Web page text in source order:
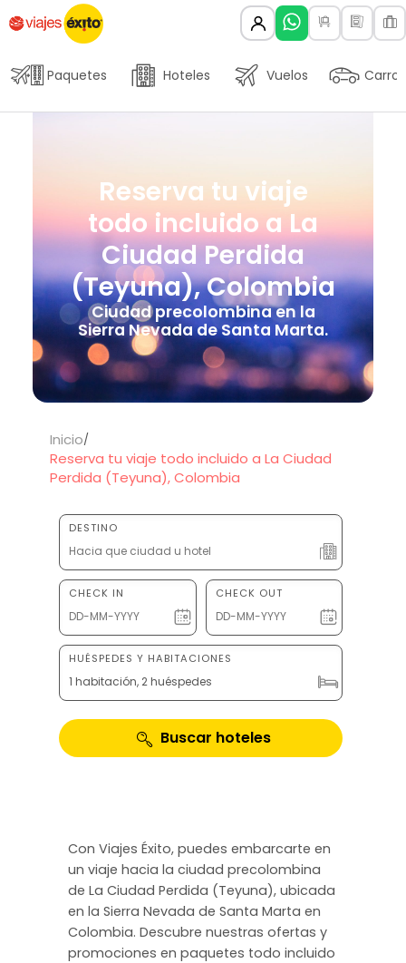
Paquetes Hoteles Vuelos Carros
Reserva tu viaje
todo incluido a La
Ciudad Perdida
(Teyuna), Colombia
Ciudad precolombina en la
Sierra Nevada de Santa Marta.
Inicio
Reserva tu viaje todo incluido a La Ciudad
Perdida (Teyuna), Colombia
DESTINO
CHECK IN CHECK OUT
HUÉSPEDES Y HABITACIONES
1 habitación, 2 huéspedes
Buscar hoteles
Con Viajes Éxito, puedes embarcarte en
un viaje hacia la ciudad precolombina
de La Ciudad Perdida (Teyuna), ubicada
en la Sierra Nevada de Santa Marta en
Colombia. Descubre nuestras ofertas y
promociones en paquetes todo incluido